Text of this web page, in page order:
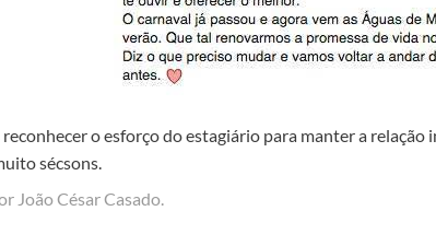
reconhecer o esforço do estagiário para manter a
sécsons.
João César Casado.